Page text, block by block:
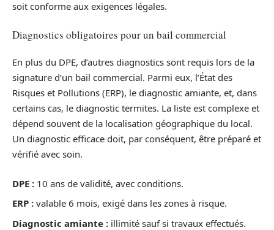
soit conforme aux exigences légales.
Diagnostics obligatoires pour un bail commercial
En plus du DPE, d’autres diagnostics sont requis lors de la
signature d’un bail commercial. Parmi eux, l’État des
Risques et Pollutions (ERP), le diagnostic amiante, et, dans
certains cas, le diagnostic termites. La liste est complexe et
dépend souvent de la localisation géographique du local.
Un diagnostic efficace doit, par conséquent, être préparé et
vérifié avec soin.
DPE : 10 ans de validité, avec conditions.
ERP : valable 6 mois, exigé dans les zones à risque.
Diagnostic amiante : illimité sauf si travaux effectués.